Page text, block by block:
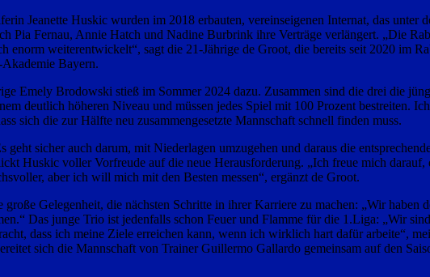
Jeanette Huskic wurden im 2018 erbauten, vereinseigenen Internat, das unter
Pia Fernau, Annie Hatch und Nadine Burbrink ihre Verträge verlängert. „Die
weiterentwickelt“, sagt die 21-Jährige de Groot, die bereits seit 2020 im
Bayern.
Emely Brodowski stieß im Sommer 2024 dazu. Zusammen sind die drei die
deutlich höheren Niveau und müssen jedes Spiel mit 100 Prozent bestreiten.
sich die zur Hälfte neu zusammengesetzte Mannschaft schnell finden muss.
sicher auch darum, mit Niederlagen umzugehen und daraus die
Huskic voller Vorfreude auf die neue Herausforderung. „Ich freue mich
aber ich will mich mit den Besten messen“, ergänzt de Groot.
Gelegenheit, die nächsten Schritte in ihrer Karriere zu machen: „Wir haben
Das junge Trio ist jedenfalls schon Feuer und Flamme für die 1.Liga: „Wir
dass ich meine Ziele erreichen kann, wenn ich wirklich hart dafür arbeite“,
sich die Mannschaft von Trainer Guillermo Gallardo gemeinsam auf den